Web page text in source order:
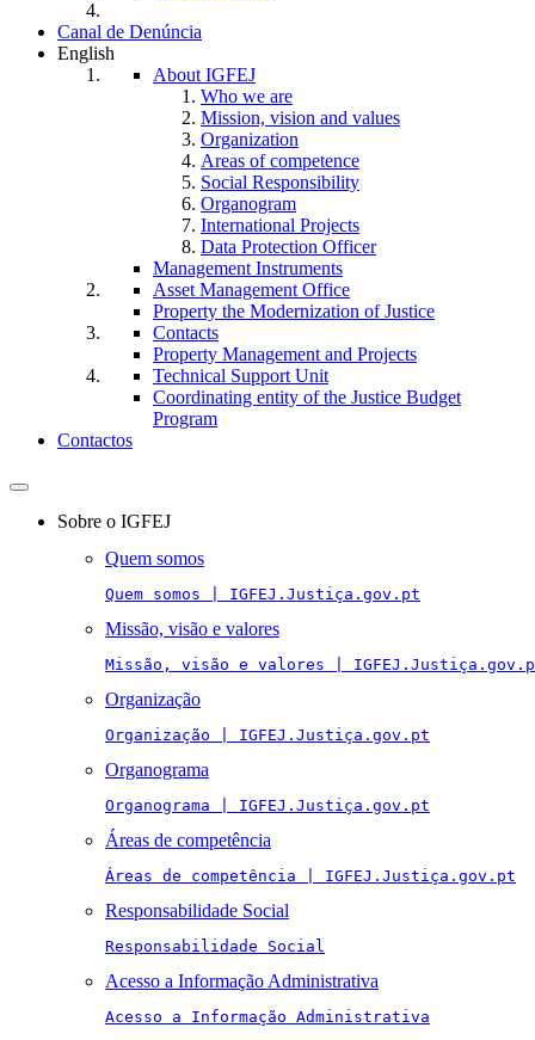
Canal de Denúncia
English
About IGFEJ
Who we are
Mission, vision and values
Organization
Areas of competence
Social Responsibility
Organogram
International Projects
Data Protection Officer
Management Instruments
Asset Management Office
Property the Modernization of Justice
Contacts
Property Management and Projects
Technical Support Unit
Coordinating entity of the Justice Budget
Program
Contactos
Toggle
navigationSobre o IGFEJ
Quem somos
Quem somos | IGFEJ.Justiça.gov.pt
Missão, visão e valores
Missão, visão e valores |
Organização
Organização | IGFEJ.Justiça.gov.pt
Organograma
Organograma | IGFEJ.Justiça.gov.pt
Áreas de competência
Áreas de competência | IGFEJ.Justiça.gov.pt
Responsabilidade Social
Responsabilidade Social
Acesso a Informação Administrativa
Acesso a Informação Administrativa